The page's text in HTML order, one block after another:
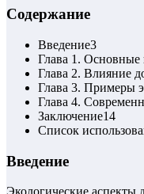
Содержание
Введение3
Глава 1. Основные
Глава 2. Влияние
Глава 3. Примеры
Глава 4.
Заключение14
Список
Введение